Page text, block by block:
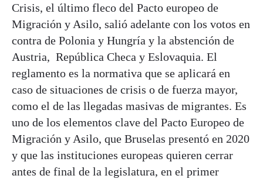
Crisis, el último fleco del Pacto europeo de
Migración y Asilo, salió adelante con los votos en
contra de Polonia y Hungría y la abstención de
Austria, República Checa y Eslovaquia. El
reglamento es la normativa que se aplicará en
caso de situaciones de crisis o de fuerza mayor,
como el de las llegadas masivas de migrantes. Es
uno de los elementos clave del Pacto Europeo de
Migración y Asilo, que Bruselas presentó en 2020
y que las instituciones europeas quieren cerrar
antes de final de la legislatura, en el primer